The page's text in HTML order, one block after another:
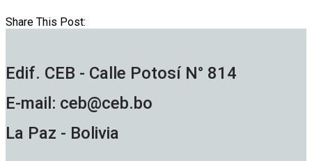
Share This Post:
Edif. CEB - Calle Potosí N° 814
E-mail: ceb@ceb.bo
La Paz - Bolivia